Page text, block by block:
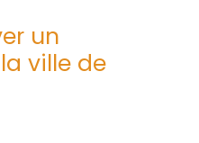
un
ville de